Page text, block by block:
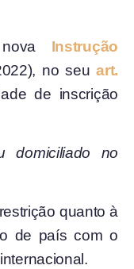
Instrução
no seuart.
de inscrição
domiciliado no
quanto à
de país com o